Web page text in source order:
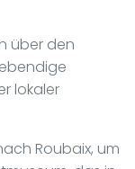
über den
lokaler
Roubaix, um